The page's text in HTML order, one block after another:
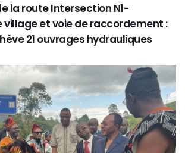
la route Intersection N1-
village et voie de raccordement :
21 ouvrages hydrauliques